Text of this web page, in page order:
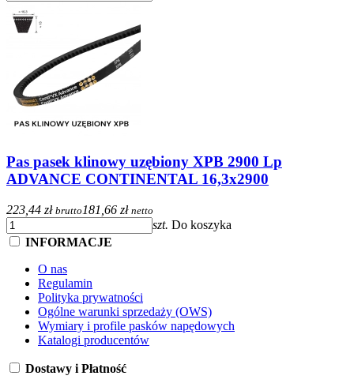
Pas pasek klinowy uzębiony XPB 2900 Lp
ADVANCE CONTINENTAL 16,3x2900
223,44 zł brutto 181,66 zł netto
szt. Do koszyka
INFORMACJE
O nas
Regulamin
Polityka prywatności
Ogólne warunki sprzedaży (OWS)
Wymiary i profile pasków napędowych
Katalogi producentów
Dostawy i Płatność